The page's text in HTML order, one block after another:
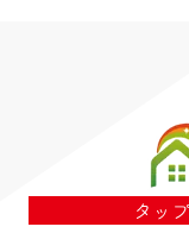
タッ